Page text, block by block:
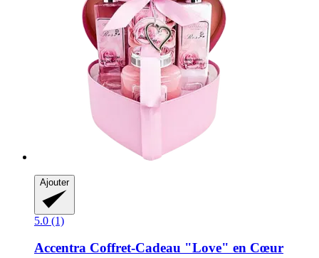
Ajouter
5.0 (1)
Accentra Coffret-​Cadeau "Love" en Cœur